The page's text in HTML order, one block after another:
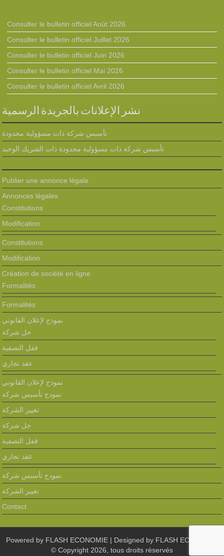
Consulter le bulletin officiel Août 2026
Consulter le bulletin officiel Juillet 2026
Consulter le bulletin officiel Juin 2026
Consulter le bulletin officiel Mai 2026
Consulter le bulletin officiel Avril 2026
نشر الإعلانات بالجريدة الرسمية
تأسيس شركة ذات مسؤولية محدودة
تأسيس شركة ذات مسؤولية محدودة ذات الشريك الوحيد
Publier une annonce légale
Annonces légales
Constitutions
Modification
Constitutions
Modification
Création de société en ligne
Formalités
Formalités
نموذج لإعلان القانوني
حل شركة
قفل التصفية
عقد تجاري
نموذج لإعلان القانوني
نمودج تأسيس شركة
تغيير الشركة
حل شركة
قفل التصفية
عقد تجاري
نمودج تأسيس شركة
تغيير الشركة
Contact
Powered by FLASH ECONOMIE | Designed by FLASH ECONOMIE
© Copyright 2026, tous droits réservés